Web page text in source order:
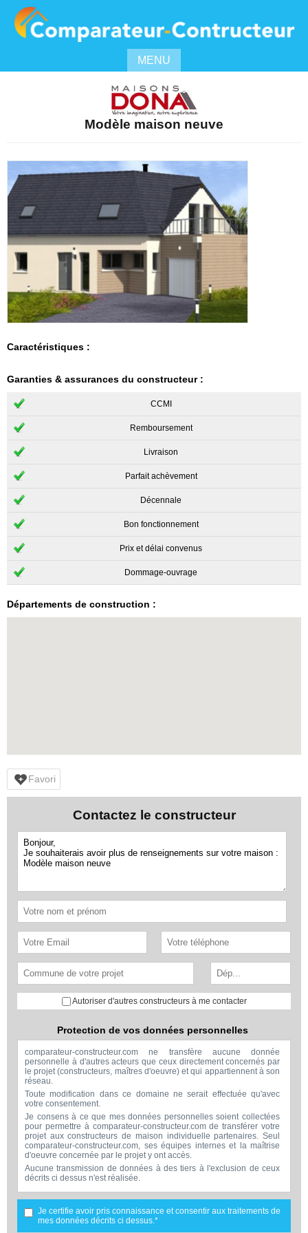
MENU
Modèle maison neuve
Caractéristiques :
Garanties & assurances du constructeur :
CCMI
Remboursement
Livraison
Parfait achèvement
Décennale
Bon fonctionnement
Prix et délai convenus
Dommage-ouvrage
Départements de construction :
Favori
Contactez le constructeur
Autoriser d'autres constructeurs à me contacter
Protection de vos données personnelles
comparateur-constructeur.com ne transfère aucune donnée
personnelle à d'autres acteurs que ceux directement concernés par
le projet (constructeurs, maîtres d'oeuvre) et qui appartiennent à son
réseau.
Toute modification dans ce domaine ne serait effectuée qu'avec
votre consentement.
Je consens à ce que mes données personnelles soient collectées
pour permettre à comparateur-constructeur.com de transférer votre
projet aux constructeurs de maison individuelle partenaires. Seul
comparateur-constructeur.com, ses équipes internes et la maîtrise
d'oeuvre concernée par le projet y ont accès.
Aucune transmission de données à des tiers à l'exclusion de ceux
décrits ci dessus n'est réalisée.
Mes données téléphoniques seront uniquement utilisées par
comparateur-constructeur.com et la maîtrise d'ouvrage concernée
par votre projet dans le cadre de la qualification et du suivi de mon
projet.
Je certifie avoir pris connaissance et consentir aux traitements de
mes données décrits ci dessus.*